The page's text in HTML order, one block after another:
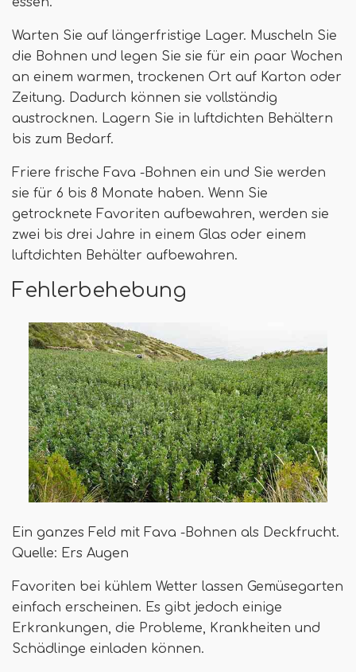
Warten Sie auf längerfristige Lager. Muscheln Sie
die Bohnen und legen Sie sie für ein paar Wochen
an einem warmen, trockenen Ort auf Karton oder
Zeitung. Dadurch können sie vollständig
austrocknen. Lagern Sie in luftdichten Behältern
bis zum Bedarf.
Friere frische Fava -Bohnen ein und Sie werden
sie für 6 bis 8 Monate haben. Wenn Sie
getrocknete Favoriten aufbewahren, werden sie
zwei bis drei Jahre in einem Glas oder einem
luftdichten Behälter aufbewahren.
Fehlerbehebung
Ein ganzes Feld mit Fava -Bohnen als Deckfrucht.
Quelle: Ers Augen
Favoriten bei kühlem Wetter lassen Gemüsegarten
einfach erscheinen. Es gibt jedoch einige
Erkrankungen, die Probleme, Krankheiten und
Schädlinge einladen können.